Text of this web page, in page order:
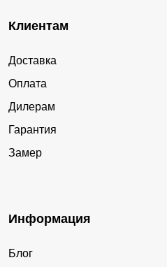
Клиентам
Доставка
Оплата
Дилерам
Гарантия
Замер
Информация
Блог